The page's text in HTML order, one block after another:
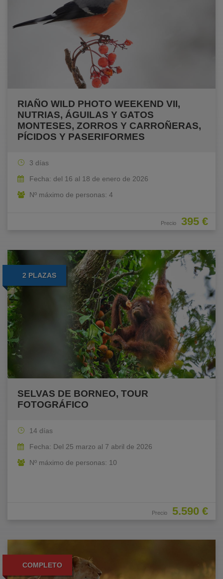
RIAÑO WILD PHOTO WEEKEND VII,
NUTRIAS, ÁGUILAS Y GATOS
MONTESES, ZORROS Y CARROÑERAS,
PÍCIDOS Y PASERIFORMES
Precio 395 €
3 días
Fecha: del 16 al 18 de enero de 2026
Nº máximo de personas: 4
2 PLAZAS
SELVAS DE BORNEO, TOUR
FOTOGRÁFICO
Precio 5.590 €
14 días
Fecha: Del 25 marzo al 7 abril de 2026
Nº máximo de personas: 10
COMPLETO